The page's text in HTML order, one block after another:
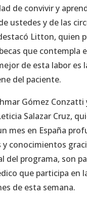
de convivir y
ustedes y de las
Litton, quien
que contempla
de esta labor es
del paciente.
Gómez Conzatti
Salazar Cruz,
mes en España
y conocimientos
del programa, son
que participa en
de esta semana.